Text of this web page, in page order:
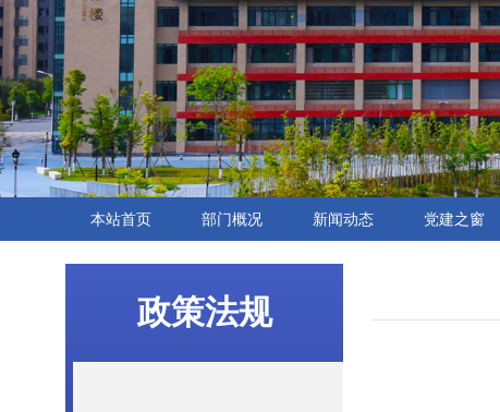
本站首页 部门概况 新闻动态 党建之窗
政策法规